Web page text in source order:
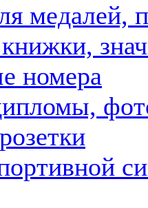
медалей,
номера